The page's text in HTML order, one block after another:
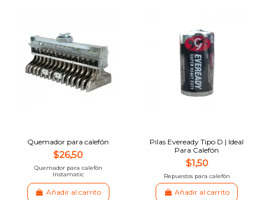
Quemador para calefón
$26,50
Quemador para calefón
Instamatic
Añadir al carrito
Pilas Eveready Tipo D | Ideal
Para Calefón
$1,50
Repuestos para calefón
Añadir al carrito